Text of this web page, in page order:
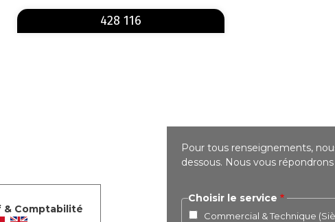
428 116
Comptabilité
Pour tous renseignements,
dessous. Nous vous
Choisir le service
Commercial & Technique